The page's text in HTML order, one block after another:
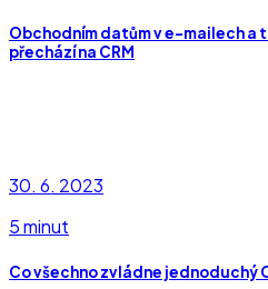
Obchodním datům v e-mailech a
přechází na CRM
30. 6. 2023
5 minut
Co všechno zvládne jednoduchý